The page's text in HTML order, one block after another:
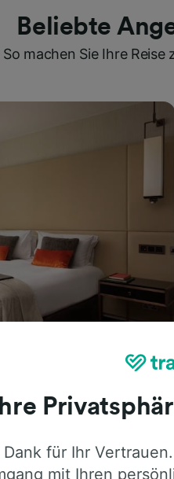
Beliebte
So machen Sie Ihre
ehrliche
Ihre
für Ihr
mit Ihren